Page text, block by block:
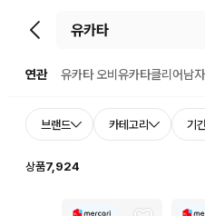
뒤로가기
연관 유카타 오비 유카타클리어남
브랜드 카테고리 기
상품7,924